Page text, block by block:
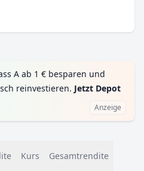
A ab 1 € besparen und
reinvestieren. Jetzt Depot
Anzeige
Kurs Gesamtrendite